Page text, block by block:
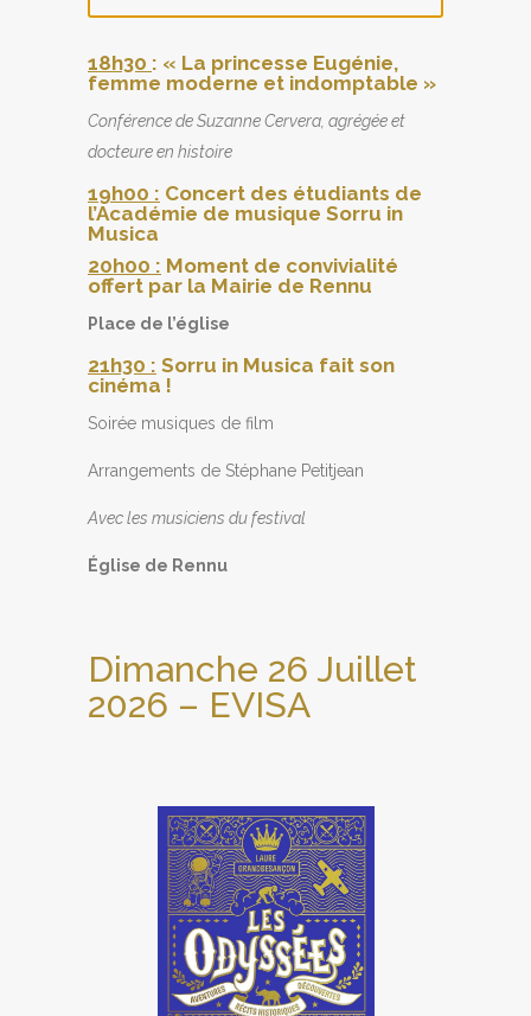
18h30 : « La princesse Eugénie,
femme moderne et indomptable »
Conférence de Suzanne Cervera, agrégée et
docteure en histoire
19h00 : Concert des étudiants de
l’Académie de musique Sorru in
Musica
20h00 : Moment de convivialité
offert par la Mairie de Rennu
Place de l’église
21h30 : Sorru in Musica fait son
cinéma !
Soirée musiques de film
Arrangements de Stéphane Petitjean
Avec les musiciens du festival
Église de Rennu
Dimanche 26 Juillet
2026 – EVISA